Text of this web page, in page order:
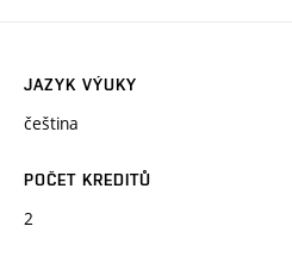
JAZYK VÝUKY
čeština
POČET KREDITŮ
2